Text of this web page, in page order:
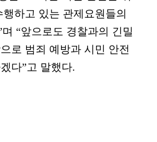
하고 있는 관제요원들의
“앞으로도 경찰과의 긴밀
로 범죄 예방과 시민 안전
다”고 말했다.